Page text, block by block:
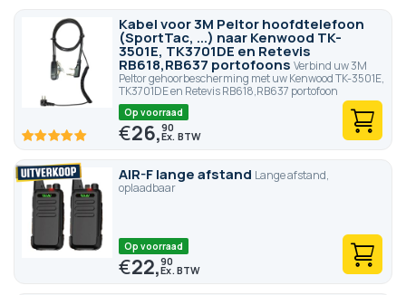
Kabel voor 3M Peltor hoofdtelefoon
(SportTac, ...) naar Kenwood TK-
3501E, TK3701DE en Retevis
RB618,RB637 portofoons Verbind uw 3M
Peltor gehoorbescherming met uw Kenwood TK-3501E,
TK3701DE en Retevis RB618,RB637 portofoon
100 100
Op voorraad
€26,90
AIR-F lange afstand Lange afstand,
oplaadbaar
Op voorraad
€22,90